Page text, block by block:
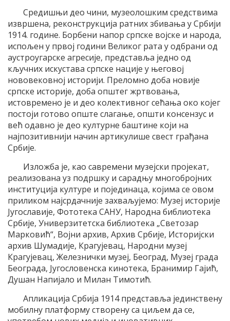
Средишњи део чини, музеолошким средствима
извршена, реконструкција ратних збивања у Србији
1914. године. Борбени напор српске војске и народа,
испољен у првој години Великог рата у одбрани од
аустроугарске агресије, представља једно од
кључних искустава српске нације у његовој
нововековној историји. Преломно доба новије
српске историје, доба општег жртвовања,
истовремено је и део колективног сећања око којег
постоји готово опште слагање, општи консензус и
већ одавно је део културне баштине који на
најпозитивнији начин артикулише свест грађана
Србије.
Изложба је, као савремени музејски пројекат,
реализована уз подршку и сарадњу многобројних
институција културе и појединаца, којима се овом
приликом најсрдачније захваљујемо: Музеј историје
Југославије, Фототeка САНУ, Народна библиотека
Србије, Универзитетска библиотека „Светозар
Марковић“, Војни архив, Архив Србије, Историјски
архив Шумадије, Крагујевац, Народни музеј
Крагујевац, Железнички музеј, Београд, Музеј града
Београда, Југословенска кинотека, Бранимир Гајић,
Душан Напијало и Милан Тимотић.
Апликација Србија 1914 представља јединствену
мобилну платформу створену са циљем да се,